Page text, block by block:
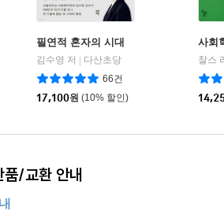
필연적 혼자의 시대
김수영 저
다산초당
66건
17,100원 (10% 할인)
사회
/교환 안내